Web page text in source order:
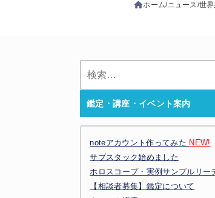
ホーム ニュース 世
鑑定・講座・イベント案内
noteアカウント作ってみた NEW!
サブスタック始めました
ホロスコープ・実例サンプルリー
【相談者募集】鑑定について